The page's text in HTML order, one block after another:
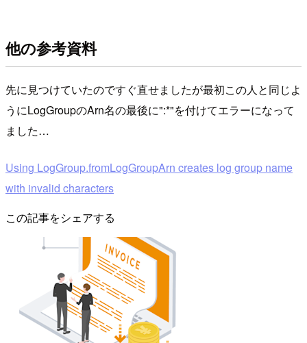
他の参考資料
先に見つけていたのですぐ直せましたが最初この人と同じよ
うにLogGroupのArn名の最後に":*"を付けてエラーになって
ました…
Using LogGroup.fromLogGroupArn creates log group name
with invalid characters
この記事をシェアする